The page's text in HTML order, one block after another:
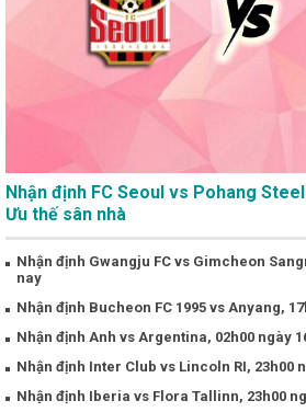
Nhận định FC Seoul vs Pohang
Ưu thế sân nhà
Nhận định Gwangju FC vs Gimcheon
nay
Nhận định Bucheon FC 1995 vs Anyang,
Nhận định Anh vs Argentina, 02h00 ngày
Nhận định Inter Club vs Lincoln RI, 23h00
Nhận định Iberia vs Flora Tallinn, 23h00